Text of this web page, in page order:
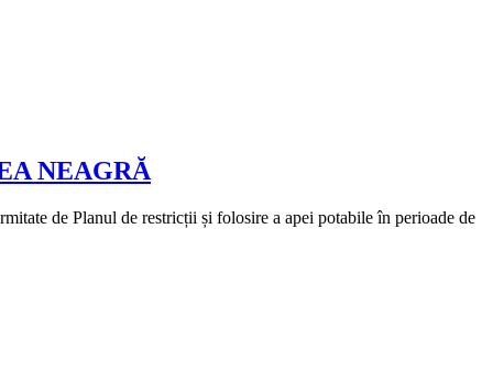
NEAGRĂ
de Planul de restricții și folosire a apei potabile în perioade de